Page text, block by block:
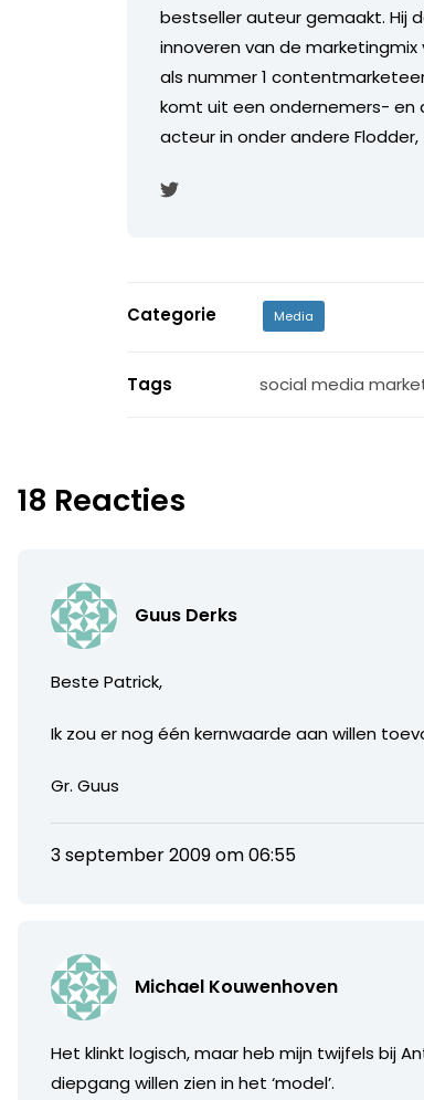
bestseller auteur gemaakt. Hij
innoveren van de
als nummer 1
komt uit een ondernemers- en
acteur in onder andere Flodder,
Categorie Media
Tags social media
18 Reacties
Guus Derks
Beste Patrick,
Ik zou er nog één kernwaarde aan willen
Gr. Guus
3 september 2009 om 06:55
Michael Kouwenhoven
Het klinkt logisch, maar heb mijn twijfels bij
diepgang willen zien in het ‘model’.